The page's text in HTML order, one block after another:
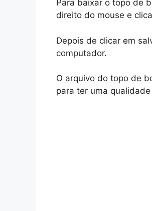
Para baixar o topo de
direito do mouse e
Depois de clicar em
computador.
O arquivo do topo de
para ter uma